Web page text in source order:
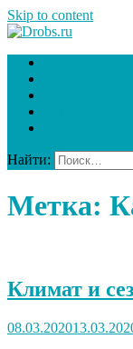
Skip to content
Drobs.ru
Ваш гид в мире
Найти:
Метка:
Климат и
08.03.2020